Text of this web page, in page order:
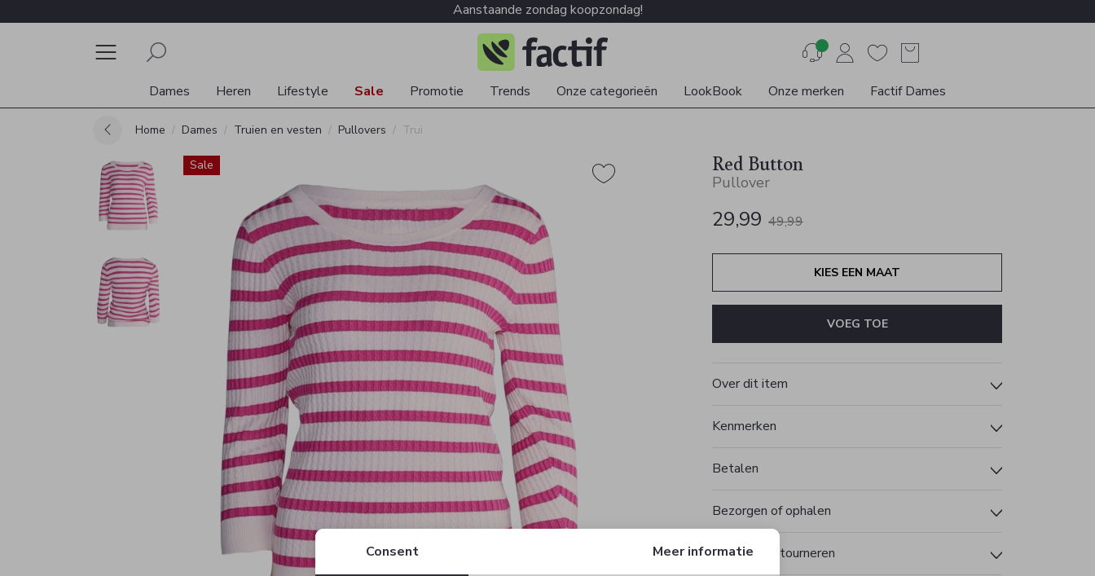
Aanstaande zondag koopzondag!
Dames Heren Lifestyle Sale Promotie Trends Onze categorieën LookBook Onze merken Factif Dames
Home Dames Truien en vesten Pullovers Trui
Sale Red Button
Pullover
29,99 49,99
KIES EEN MAAT
VOEG TOE
Over dit item
Kenmerken
Betalen
Bezorgen of ophalen
Ruilen en retourneren
Consent Meer informatie